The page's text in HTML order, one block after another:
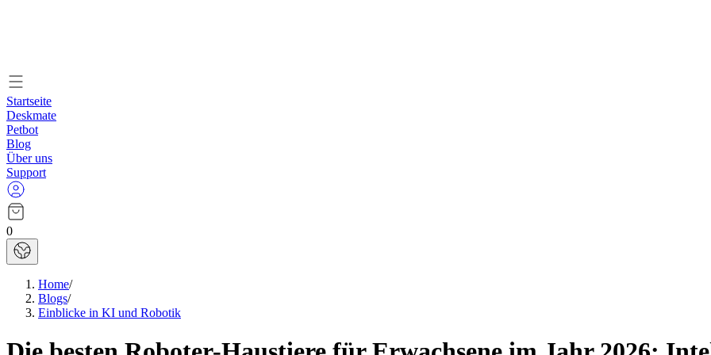
Startseite
Deskmate
Petbot
Blog
Über uns
Support
0
Home/
Blogs/
Einblicke in KI und Robotik